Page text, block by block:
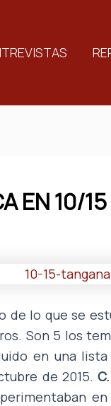
EN 10/15
de lo que se
Son 5 los
en una
de 2015.